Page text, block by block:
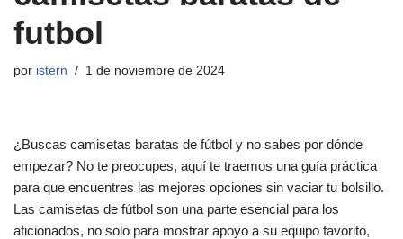
futbol
por istern 1 de noviembre de 2024
¿Buscas camisetas baratas de fútbol y no sabes por dónde
empezar? No te preocupes, aquí te traemos una guía práctica
para que encuentres las mejores opciones sin vaciar tu bolsillo.
Las camisetas de fútbol son una parte esencial para los
aficionados, no solo para mostrar apoyo a su equipo favorito,